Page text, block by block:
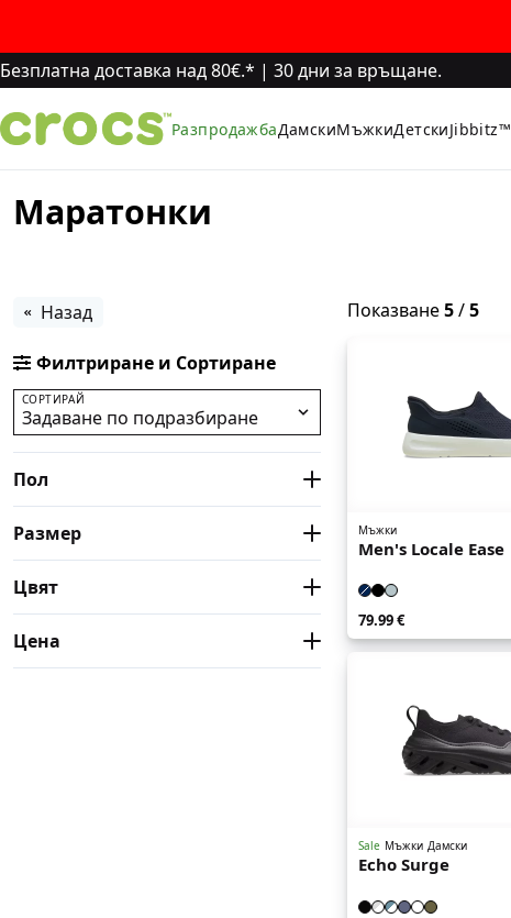
Безплатна доставка над 80€.* | 30 дни за връщане.
РазпродажбаДамскиМъжкиДетскиJibbitz™
Маратонки
Назад
Филтриране и Сортиране
СОРТИРАЙ
Задаване по подразбиране
Пол
Размер
41-42 42-43 43-44 45-46
Цвят
Light Blue
Pink
Black
Цена
От До
Показване5/5
Мъжки
Men's Locale Ease
79.99 €
Sale Мъжки Дамски
Echo Surge